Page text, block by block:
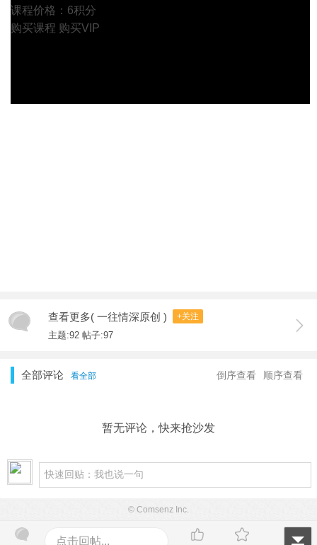
课程价格：6积分
购买课程 购买VIP
查看更多( 一往情深原创 ) +关注
主题:92 帖子:97
全部评论 看全部 顺序查看
倒序查看
暂无评论，快来抢沙发
点击回帖...
© Comsenz Inc.